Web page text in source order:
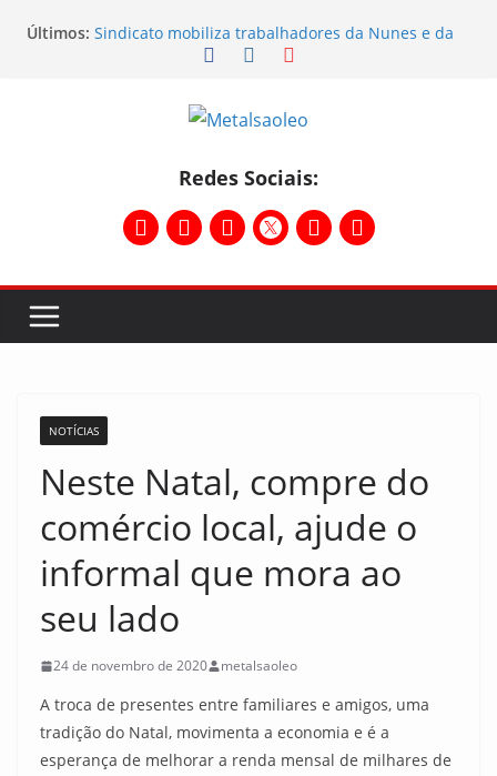
Últimos: Sindicato mobiliza trabalhadores da Nunes e da
planeja o futuro da região
Semana do STIMMMESL foi marcada por fortes
Conselho Diretivo da CNM/CUT debate indústria e
mobilização dos metalúrgicos
Physioclinic: parceira do Sindicato
Redes Sociais:
NOTÍCIAS
Neste Natal, compre do
comércio local, ajude o
informal que mora ao
seu lado
24 de novembro de 2020 metalsaoleo
A troca de presentes entre familiares e amigos, uma
tradição do Natal, movimenta a economia e é a
esperança de melhorar a renda mensal de milhares de